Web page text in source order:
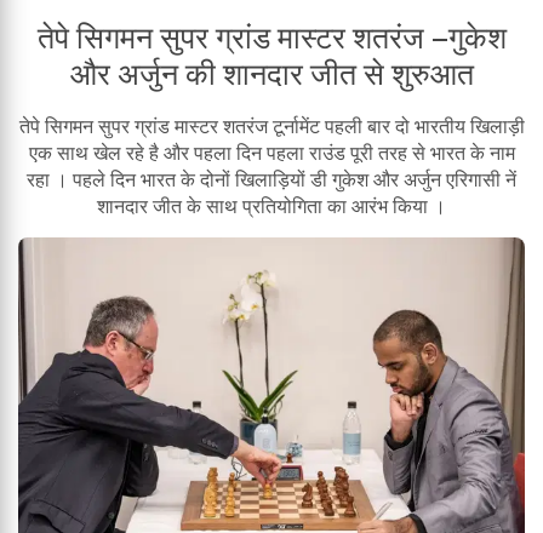
तेपे सिगमन सुपर ग्रांड मास्टर शतरंज –गुकेश
और अर्जुन की शानदार जीत से शुरुआत
तेपे सिगमन सुपर ग्रांड मास्टर शतरंज टूर्नामेंट पहली बार दो भारतीय खिलाड़ी
एक साथ खेल रहे है और पहला दिन पहला राउंड पूरी तरह से भारत के नाम
रहा । पहले दिन भारत के दोनों खिलाड़ियों डी गुकेश और अर्जुन एरिगासी नें
शानदार जीत के साथ प्रतियोगिता का आरंभ किया ।